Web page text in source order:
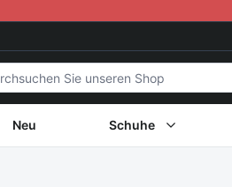
suchen
Neu Schuhe